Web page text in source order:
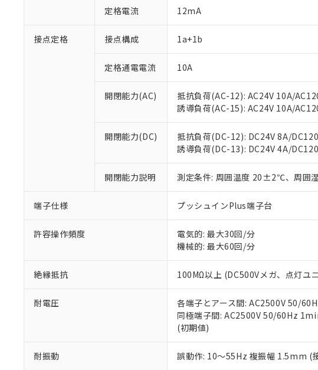
定格電流 12mA
接点定格 接点構成 1a+1b
定格通電電流 10A
開閉能力(AC)
抵抗負荷(AC-12): AC24V 10A/
誘導負荷(AC-15): AC24V 10A/
開閉能力(DC)
抵抗負荷(DC-12): DC24V 8A/
誘導負荷(DC-13): DC24V 4A/
開閉能力説明 測定条件: 周囲温度 20±2℃、周囲
端子仕様 プッシュインPlus端子台
許容操作頻度
電気的: 最大30回/分
機械的: 最大60回/分
絶縁抵抗 100MΩ以上 (DC500Vメガ、点灯ユ
耐電圧
各端子とアース間: AC2500V 50/
同極端子間: AC2500V 50/60Hz
(初期値)
耐振動 誤動作: 10～55Hz 複振幅 1.5mm (
ご利用条件
以下の条件をお読みいただき、
本サービスは、当社制御
くものです。
当社制御機器事業取扱商
在庫状況および標準価格照
のであり、閲覧された時点
い。
正式な納期状況および標準
当社販売員にご相談くださ
オムロン制御機器販売店
在庫状況および標準価格
す。
ている必要があります。
お客様が当ウェブサイト上
が、当社の製品・サービス
さい。
※当社の共同利用者とは、
いる法人を指します。
対応予定なし：EU RoHS指令（
調査・確認中：EU RoHS指令（
非該当品：ライセンス料など無
仕入先様の事情により、非含有
があります。
鉛(Pb) 1000ppm以下、 水銀(Hg)
六価クロム(Cr(Ⅵ)) 1000ppm以下、ポリ
フタル酸ビス(2-エチルヘキシル)
ル（DBP） 1000ppm以下、フタル酸ジ
但し、RoHS指令で産業用監視および制御
フタル酸エステル類の４物質については
※2 対応予定月
部品在庫の切り替え状況などに
※3 非含有証明書ダウンロー
下記の非含有証明書をダウンロ
EU RoHS指令（10物質）の非含
51物質の非含有証明書（当社基
※本証明書は発行日時点で非含
また、RoHS指令のフタル酸エ
混在することから備考欄に対応
既に当社にて対応品への在庫切
「○」：最大均質材料含有率が
「×」：最大均質材料含有率が
「－」：未確認です。当社販売
*中国RoHS10物質の基準値 (GB/T26572)
Pb(鉛) :1000ppm、 Hg(水銀) : 1000ppm
Cr(Ⅵ)(六価クロム) : 1000ppm、 PBBs(ポ
DBP(フタル酸ジブチル) : 1000ppm、
※2 環境保護使用期限
「ｅ」：有害物質（10物質）の
「10」：通常の使用状況下にお
味します。
「－」：未確認です。当社販売
当社は、これら貴社製品
う）を輸出または国外へ
などの必要な手続きをとり
ます。
当社は貴社製品を、核兵器
置等に一切使用いたしませ
当社は、貴社製品を第三者
また当社は、販売先および
たしません。
記
号
説明
○ 一定数以上の在庫あり
△ 一定数には満たないが
－
在庫なし(最新の在庫
機器販売店・当社販
空
白
受注生産機種、また在